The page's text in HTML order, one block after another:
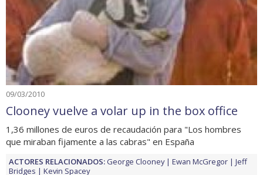
09/03/2010
Clooney vuelve a volar up in the box office
1,36 millones de euros de recaudación para "Los hombres
que miraban fijamente a las cabras" en España
ACTORES RELACIONADOS: George Clooney Ewan McGregor
Jeff
Bridges
Kevin Spacey